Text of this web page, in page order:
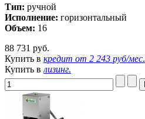
Тип: ручной
Исполнение: горизонтальный
Объем: 16
88 731 руб.
Купить в кредит от 2 243 руб/мес.
Купить в лизинг.